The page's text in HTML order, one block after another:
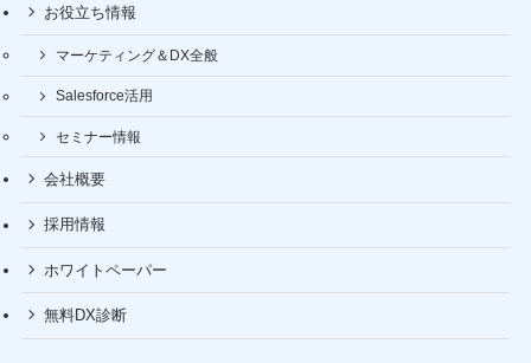
お役立ち情報
マーケティング＆DX全般
Salesforce活用
セミナー情報
会社概要
採用情報
ホワイトペーパー
無料DX診断